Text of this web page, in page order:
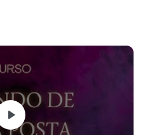
e resultados reais.
Posta — com acabamento
de mesas elegantes,